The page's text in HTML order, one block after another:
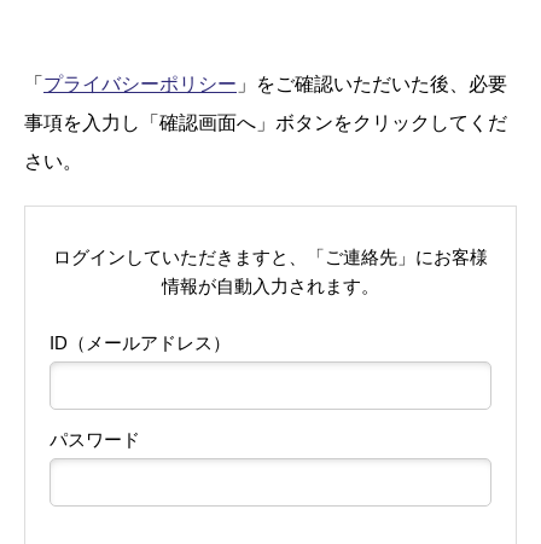
「 プライバシーポリシー 」をご確認いただいた後、必要
事項を入力し「確認画面へ」ボタンをクリックしてくだ
さい。
ログインしていただきますと、「ご連絡先」にお客様
情報が自動入力されます。
ID（メールアドレス）
パスワード